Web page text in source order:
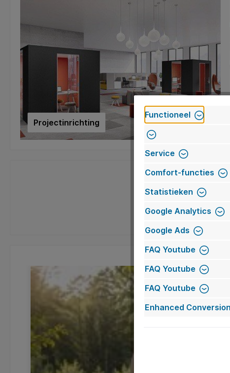
Projectinrichting
Functioneel
Service
Comfort-functies
Statistieken
Google Analytics
Google Ads
FAQ Youtube
FAQ Youtube
FAQ Youtube
Enhanced